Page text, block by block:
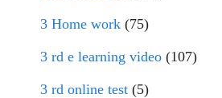
3 Home work (75)
3 rd e learning video (107)
3 rd online test (5)